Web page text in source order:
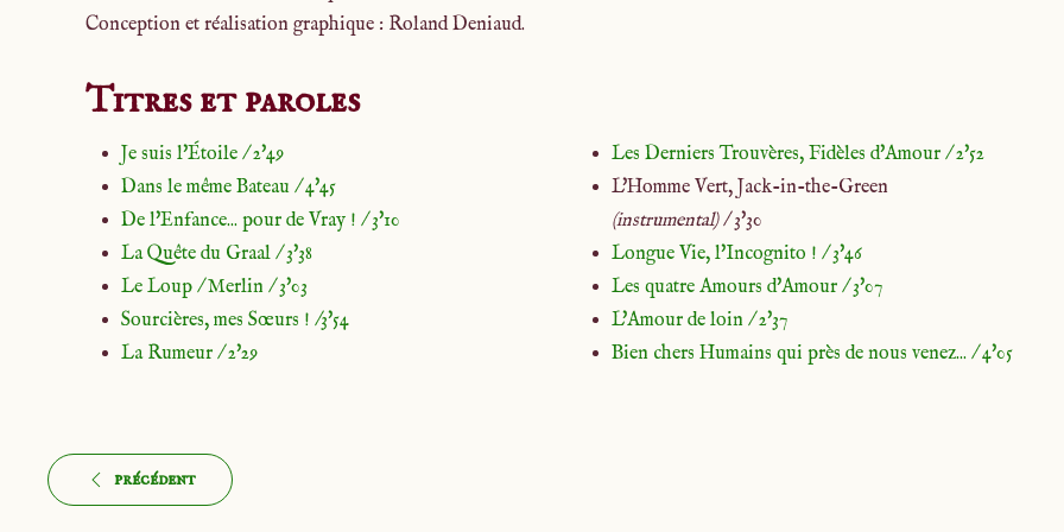
Conception et réalisation graphique : Roland Deniaud.
Titres et paroles
Je suis l'Étoile / 2'49
Dans le même Bateau / 4'45
De l'Enfance... pour de Vray ! / 3'10
La Quête du Graal / 3'38
Le Loup / Merlin / 3'03
Sourcières, mes Sœurs ! /3'54
La Rumeur / 2'29
Les Derniers Trouvères, Fidèles d'Amour / 2'52
L'Homme Vert, Jack-in-the-Green
(instrumental)/ 3'30
Longue Vie, l'Incognito ! / 3'46
Les quatre Amours d'Amour / 3'07
L'Amour de loin / 2'37
Bien chers Humains qui près de nous venez... / 4'05
précédent